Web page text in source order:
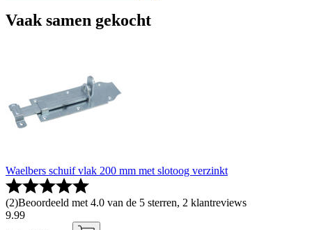
Vaak samen gekocht
Waelbers schuif vlak 200 mm met slotoog verzinkt
(2)Beoordeeld met 4.0 van de 5 sterren, 2 klantreviews
9.99